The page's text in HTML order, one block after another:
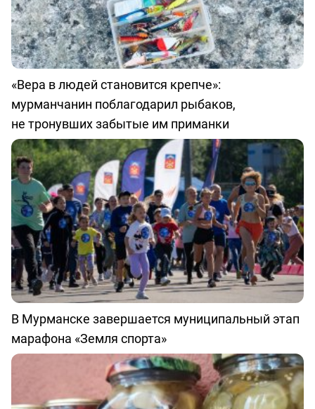
«Вера в людей становится крепче»:
мурманчанин поблагодарил рыбаков,
не тронувших забытые им приманки
В Мурманске завершается муниципальный этап
марафона «Земля спорта»